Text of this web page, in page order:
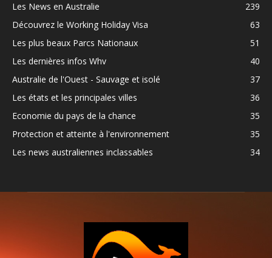
Les News en Australie
239
Découvrez le Working Holiday Visa
63
Les plus beaux Parcs Nationaux
51
Les dernières infos Whv
40
Australie de l'Ouest - Sauvage et isolé
37
Les états et les principales villes
36
Economie du pays de la chance
35
Protection et atteinte à l'environnement
35
Les news australiennes inclassables
34